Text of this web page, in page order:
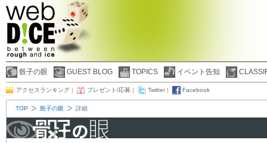
骰子の眼 GUEST BLOG TOPICS イベント告知
アクセスランキング | プレゼント/応募 | Twitter | Facebook
TOP 骰子の眼 詳細